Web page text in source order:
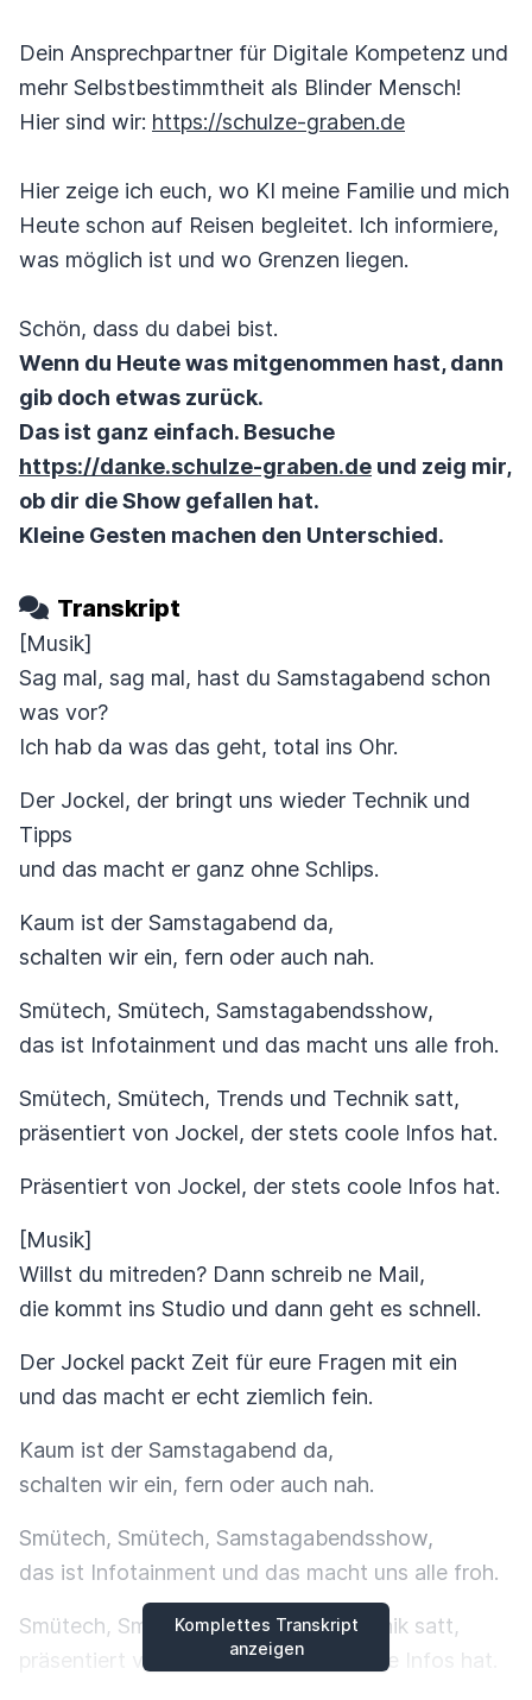
Dein Ansprechpartner für Digitale Kompetenz und
mehr Selbstbestimmtheit als Blinder Mensch!
Hier sind wir: https://schulze-graben.de
Hier zeige ich euch, wo KI meine Familie und mich
Heute schon auf Reisen begleitet. Ich informiere,
was möglich ist und wo Grenzen liegen.
Schön, dass du dabei bist.
Wenn du Heute was mitgenommen hast, dann
gib doch etwas zurück.
Das ist ganz einfach. Besuche
https://danke.schulze-graben.de und zeig mir,
ob dir die Show gefallen hat.
Kleine Gesten machen den Unterschied.
Transkript
Komplettes Transkript
anzeigen
[Musik]
Sag mal, sag mal, hast du Samstagabend schon
was vor?
Ich hab da was das geht, total ins Ohr.
Der Jockel, der bringt uns wieder Technik und
Tipps
und das macht er ganz ohne Schlips.
Kaum ist der Samstagabend da,
schalten wir ein, fern oder auch nah.
Smütech, Smütech, Samstagabendsshow,
das ist Infotainment und das macht uns alle froh.
Smütech, Smütech, Trends und Technik satt,
präsentiert von Jockel, der stets coole Infos hat.
Präsentiert von Jockel, der stets coole Infos hat.
[Musik]
Willst du mitreden? Dann schreib ne Mail,
die kommt ins Studio und dann geht es schnell.
Der Jockel packt Zeit für eure Fragen mit ein
und das macht er echt ziemlich fein.
Kaum ist der Samstagabend da,
schalten wir ein, fern oder auch nah.
Smütech, Smütech, Samstagabendsshow,
das ist Infotainment und das macht uns alle froh.
Smütech, Smütech, Trends und Technik satt,
präsentiert von Jockel, der stets coole Infos hat.